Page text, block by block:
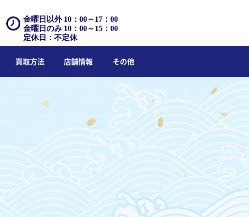
金曜日以外 10：00～17：00
金曜日のみ 10：00～15：00
定休日：不定休
買取方法 店舗情報 その他